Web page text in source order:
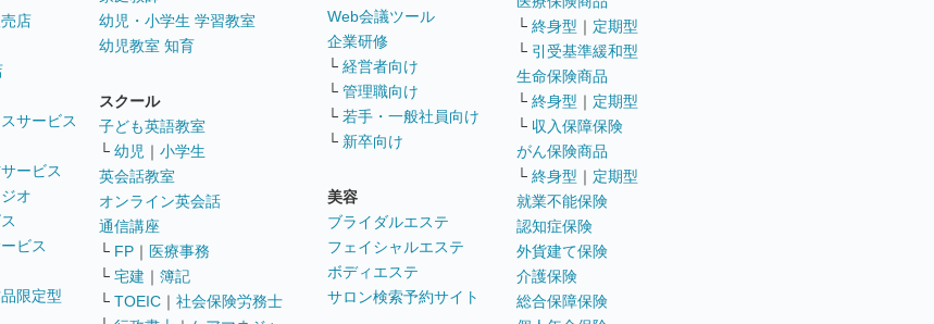
店
サービス
ービス
オ
ビス
限定型
幼児・小学生 学習教室
幼児教室 知育
スクール
子ども英語教室
└ 幼児 ｜ 小学生
英会話教室
オンライン英会話
通信講座
└ FP ｜ 医療事務
└ 宅建 ｜ 簿記
└ TOEIC ｜ 社会保険労務士
Web会議ツール
企業研修
└ 経営者向け
└ 管理職向け
└ 若手・一般社員向け
└ 新卒向け
美容
ブライダルエステ
フェイシャルエステ
ボディエステ
サロン検索予約サイト
└ 終身型 ｜ 定期型
└ 引受基準緩和型
生命保険商品
└ 終身型 ｜ 定期型
└ 収入保障保険
がん保険商品
└ 終身型 ｜ 定期型
就業不能保険
認知症保険
外貨建て保険
介護保険
総合保障保険